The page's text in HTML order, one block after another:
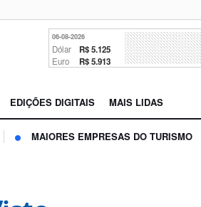
06-08-2026
Dólar R$ 5.125
Euro R$ 5.913
EDIÇÕES DIGITAIS MAIS LIDAS
MAIORES EMPRESAS DO TURISMO